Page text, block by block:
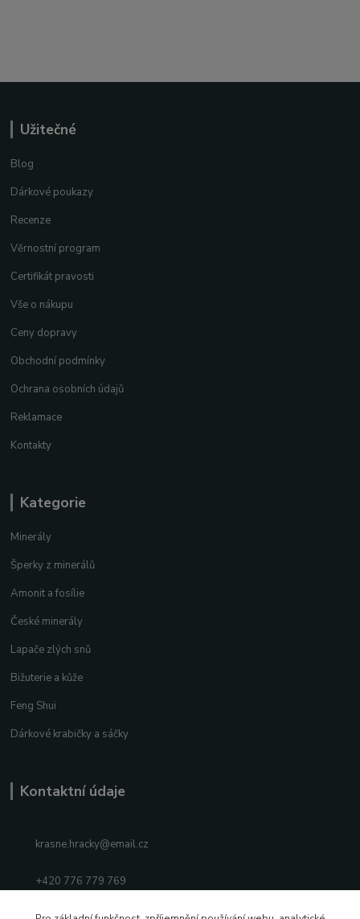
Užitečné
Blog
Dárkové poukazy
Recenze
Věrnostní program
Certifikát pravosti
Vše o nákupu
Ceny dopravy
Obchodní podmínky
Ochrana osobních údajů
Reklamace
Kontakty
Kategorie
Minerály
Šperky z minerálů
Amonit a fosílie
České minerály
Lapače zlých snů
Bižuterie a kůže
Feng Shui
Dárkové krabičky a sáčky
Kontaktní údaje
krasne.hracky@email.cz
+420 776 779 769